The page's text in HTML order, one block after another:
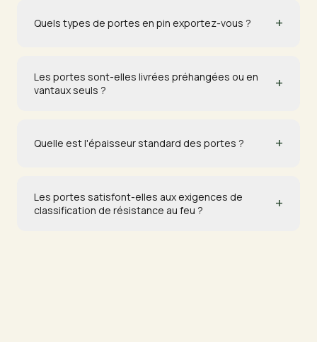
Quels types de portes en pin exportez-vous ? +
Les portes sont-elles livrées préhangées ou en
vantaux seuls ?
+
Quelle est l'épaisseur standard des portes ? +
Les portes satisfont-elles aux exigences de
classification de résistance au feu ?
+